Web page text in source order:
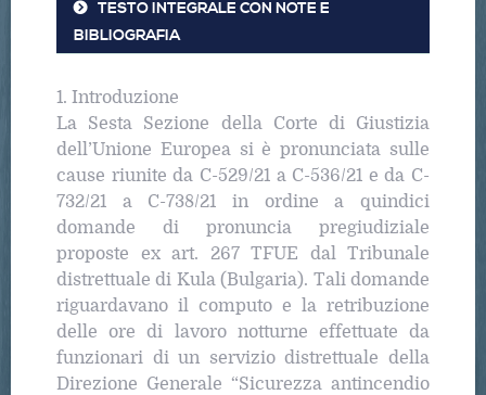
TESTO INTEGRALE CON NOTE E
BIBLIOGRAFIA
1. Introduzione
La Sesta Sezione della Corte di Giustizia
dell’Unione Europea si è pronunciata sulle
cause riunite da C-529/21 a C-536/21 e da C-
732/21 a C-738/21 in ordine a quindici
domande di pronuncia pregiudiziale
proposte ex art. 267 TFUE dal Tribunale
distrettuale di Kula (Bulgaria). Tali domande
riguardavano il computo e la retribuzione
delle ore di lavoro notturne effettuate da
funzionari di un servizio distrettuale della
Direzione Generale “Sicurezza antincendio